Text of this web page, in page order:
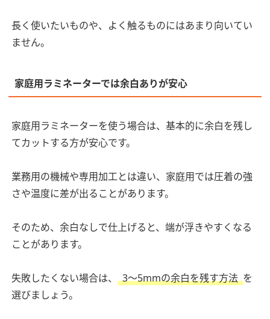
長く使いたいものや、よく触るものにはあまり向いてい
ません。
家庭用ラミネーターでは余白ありが安心
家庭用ラミネーターを使う場合は、基本的に余白を残し
てカットする方が安心です。
業務用の機械や専用加工とは違い、家庭用では圧着の強
さや温度に差が出ることがあります。
そのため、余白なしで仕上げると、端が浮きやすくなる
ことがあります。
失敗したくない場合は、 3〜5mmの余白を残す方法 を
選びましょう。